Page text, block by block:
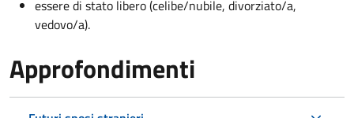
essere di stato libero (celibe/nubile, divorziato/a,
vedovo/a).
Approfondimenti